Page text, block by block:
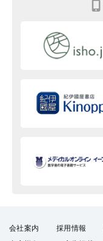
会社案内 採用情報